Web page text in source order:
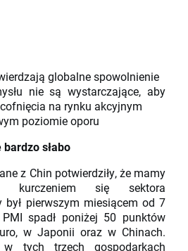
globalne spowolnienie
nie są wystarczające, aby
na rynku akcyjnym
poziomie oporu
słabo
z Chin potwierdziły, że mamy
się sektora
był pierwszym miesiącem od 7
spadł poniżej 50 punktów
w Japonii oraz w Chinach.
w tych trzech gospodarkach